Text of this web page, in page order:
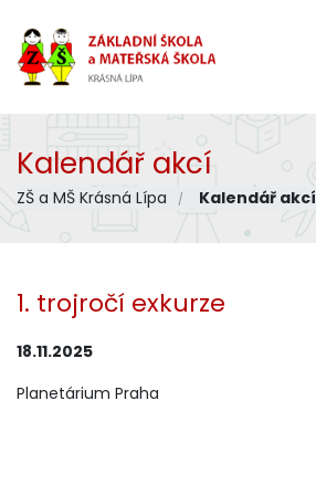
Kalendář akcí
ZŠ a MŠ Krásná Lípa Kalendář akcí
1. trojročí exkurze
18.11.2025
Planetárium Praha